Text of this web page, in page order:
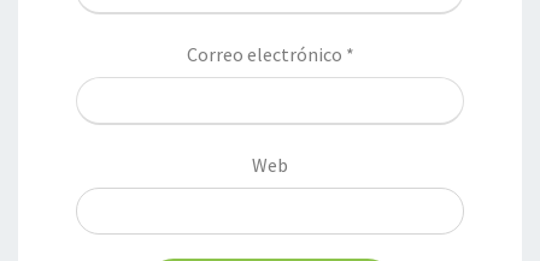
Correo electrónico *
Web